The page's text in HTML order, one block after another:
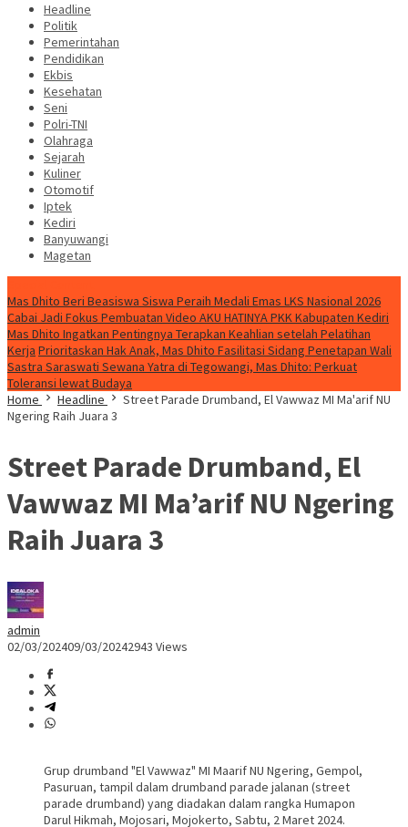
Headline
Politik
Pemerintahan
Pendidikan
Ekbis
Kesehatan
Seni
Polri-TNI
Olahraga
Sejarah
Kuliner
Otomotif
Iptek
Kediri
Banyuwangi
Magetan
Mas Dhito Beri Beasiswa Siswa Peraih Medali Emas LKS Nasional 2026
Cabai Jadi Fokus Pembuatan Video AKU HATINYA PKK Kabupaten Kediri
Mas Dhito Ingatkan Pentingnya Terapkan Keahlian setelah Pelatihan
Kerja Prioritaskan Hak Anak, Mas Dhito Fasilitasi Sidang Penetapan Wali
Sastra Saraswati Sewana Yatra di Tegowangi, Mas Dhito: Perkuat
Toleransi lewat Budaya
Home
Headline
Street Parade Drumband, El Vawwaz MI Ma'arif NU
Ngering Raih Juara 3
Street Parade Drumband, El
Vawwaz MI Ma’arif NU Ngering
Raih Juara 3
admin
02/03/202409/03/20242943 Views
Grup drumband "El Vawwaz" MI Maarif NU Ngering, Gempol,
Pasuruan, tampil dalam drumband parade jalanan (street
parade drumband) yang diadakan dalam rangka Humapon
Darul Hikmah, Mojosari, Mojokerto, Sabtu, 2 Maret 2024.